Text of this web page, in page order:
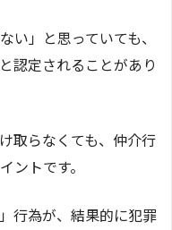
い」と思っていても、
と認定されることがあり
取らなくても、仲介行
ントです。
行為が、結果的に犯罪